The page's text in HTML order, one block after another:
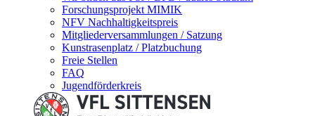
Forschungsprojekt MIMIK
NFV Nachhaltigkeitspreis
Mitgliederversammlungen / Satzung
Kunstrasenplatz / Platzbuchung
Freie Stellen
FAQ
Jugendförderkreis